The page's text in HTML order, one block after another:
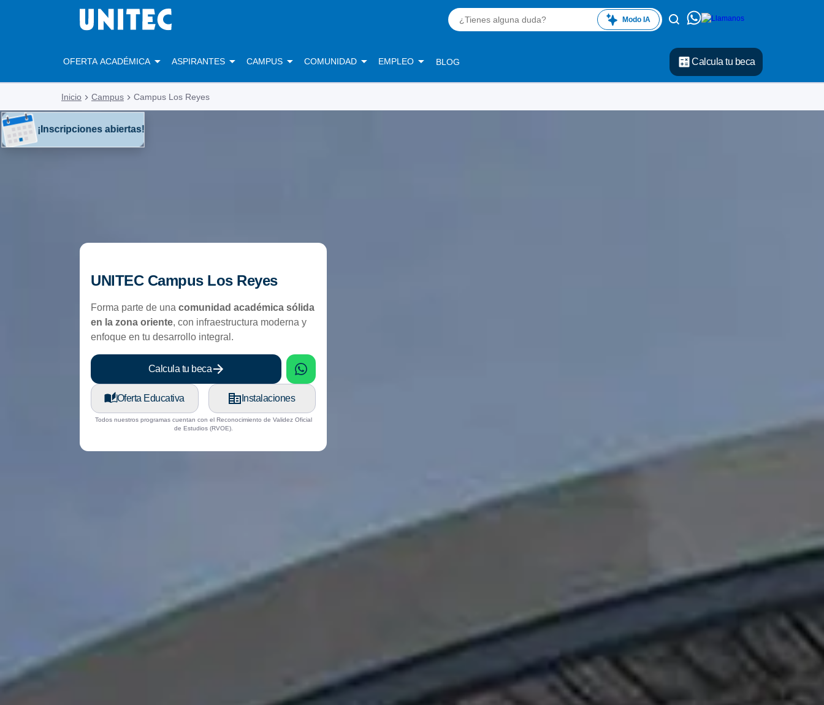
Modo IA
OFERTA ACADÉMICA ASPIRANTES CAMPUS COMUNIDAD EMPLEO BLOG Calcula tu beca
Inicio Campus Campus Los Reyes
¡Inscripciones abiertas!
UNITEC Campus Los Reyes
Forma parte de una comunidad académica sólida
en la zona oriente, con infraestructura moderna y
enfoque en tu desarrollo integral.
Calcula tu beca WhatsApp
Oferta Educativa Instalaciones
Todos nuestros programas cuentan con el Reconocimiento de Validez Oficial
de Estudios (RVOE).